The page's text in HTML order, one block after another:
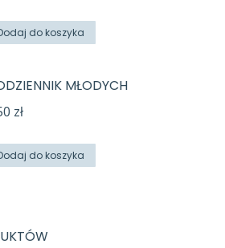
do koszyka
MŁODYCH
zł
do koszyka